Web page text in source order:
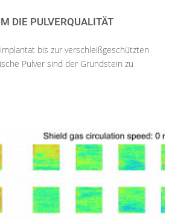
DIE PULVERQUALITÄT
bis zur verschleißgeschützten
Pulver sind der Grundstein zu